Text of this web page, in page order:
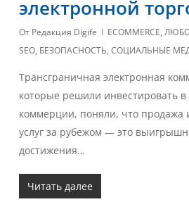
электронной
От Редакция Digife ECOMMERCE,
SEO, БЕЗОПАСНОСТЬ, СОЦИАЛЬНЫЕ
Трансграничная электронная
которые решили инвестировать в
коммерции, поняли, что продажа
услуг за рубежом — это
достижения…
Читать далее